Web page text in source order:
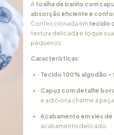
A toalha de banho com
absorção eficiente e
Confeccionada em tecido
textura delicada e toque
pequenos.
Características:
Tecido 100% algodão
Capuz com detalhe
e adiciona charme à
Acabamento em viés de
acabamento delicado.